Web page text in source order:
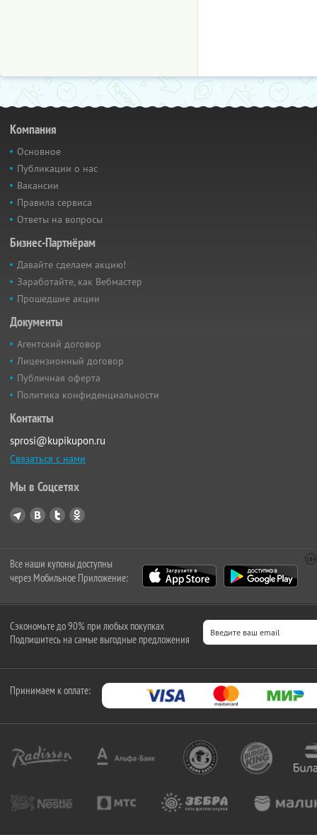
Компания
Основное
Публикации о нас
Вакансии
Правила сервиса
Ответы на вопросы
Бизнес-Партнёрам
Давайте сделаем акцию!
Заработайте, как Вебмастер
Прошедшие акции
Документы
Агентский договор
Лицензионный договор
Публичная оферта
Политика конфиденциальности
Контакты
sprosi@kupikupon.ru
Связаться с нами
Мы в Соцсетях
Все наши купоны доступны
через Мобильное Приложение:
Сэкономьте до 90% при любых покупках
Подпишитесь на самые выгодные предложения
Принимаем к оплате: